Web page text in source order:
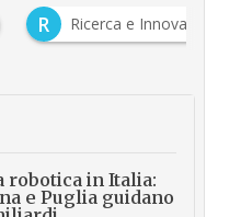
R Ricerca e Innovazione
robotica in Italia:
e Puglia guidano